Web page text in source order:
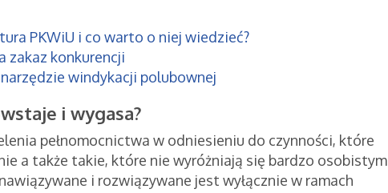
PKWiU i co warto o niej wiedzieć?
zakaz konkurencji
windykacji polubownej
i wygasa?
pełnomocnictwa w odniesieniu do czynności, które
a także takie, które nie wyróżniają się bardzo osobistym
i rozwiązywane jest wyłącznie w ramach